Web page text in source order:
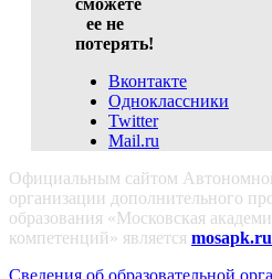
сможете
ее не
потерять!
Вконтакте
Одноклассники
Twitter
Mail.ru
Официальным сайтом
организации дополнительного
образования «Московская
компетенций» является mosapk.ru